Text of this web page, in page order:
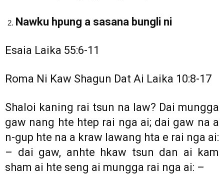
Nawku hpung a sasana bungli ni
Esaia Laika 55:6-11
Roma Ni Kaw Shagun Dat Ai Laika 10:8-17
Shaloi kaning rai tsun na law? Dai mungga
gaw nang hte htep rai nga ai; dai gaw na a
n-gup hte na a kraw lawang hta e rai nga ai:
– dai gaw, anhte hkaw tsun dan ai kam
sham ai hte seng ai mungga rai nga ai: –